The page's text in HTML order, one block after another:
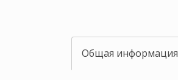
Общая информация